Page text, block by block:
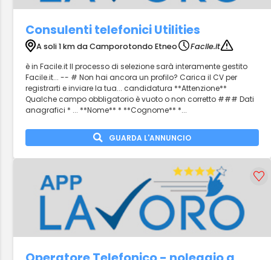
Consulenti telefonici Utilities
A soli 1 km da Camporotondo Etneo
Facile.it
è in Facile.it Il processo di selezione sarà interamente gestito
Facile.it... -- # Non hai ancora un profilo? Carica il CV per
registrarti e inviare la tua... candidatura **Attenzione**
Qualche campo obbligatorio è vuoto o non corretto ### Dati
anagrafici * ... **Nome** * **Cognome** *...
GUARDA L'ANNUNCIO